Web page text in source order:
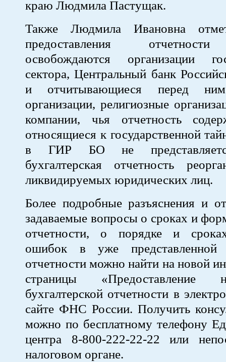
краю Людмила Пастущак.
Также Людмила Ивановна
предоставления
освобождаются организации
сектора, Центральный банк
и отчитывающиеся перед
организации, религиозные
компании, чья отчетность
относящиеся к государственной
в ГИР БО не
бухгалтерская отчетность
ликвидируемых юридических лиц.
Более подробные разъяснения и
задаваемые вопросы о сроках и
отчетности, о порядке и
ошибок в уже представленной
отчетности можно найти на новой
страницы «Предоставление
бухгалтерской отчетности в
сайте ФНС России. Получить
можно по бесплатному телефону
центра 8-800-222-22-22 или
налоговом органе.